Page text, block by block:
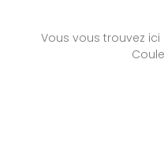
Vous vous trouvez ici :